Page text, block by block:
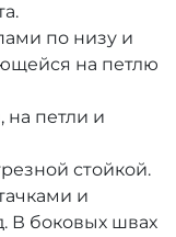
по низу и
на петлю
на петли и
стойкой.
и
В боковых швах